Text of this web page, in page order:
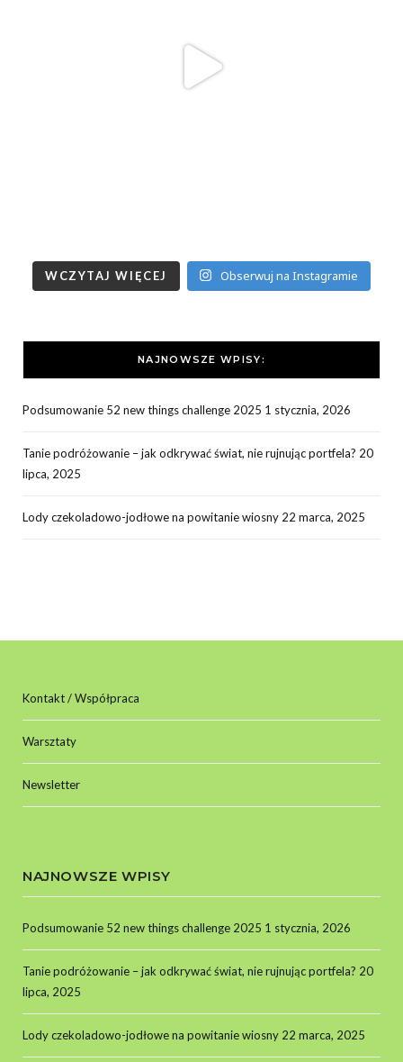
WCZYTAJ WIĘCEJ Obserwuj na Instagramie
NAJNOWSZE WPISY:
Podsumowanie 52 new things challenge 2025 1 stycznia, 2026
Tanie podróżowanie – jak odkrywać świat, nie rujnując portfela? 20
lipca, 2025
Lody czekoladowo-jodłowe na powitanie wiosny 22 marca, 2025
Kontakt / Współpraca
Warsztaty
Newsletter
NAJNOWSZE WPISY
Podsumowanie 52 new things challenge 2025 1 stycznia, 2026
Tanie podróżowanie – jak odkrywać świat, nie rujnując portfela? 20
lipca, 2025
Lody czekoladowo-jodłowe na powitanie wiosny 22 marca, 2025